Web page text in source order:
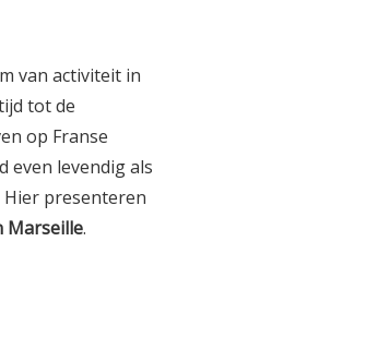
van activiteit in
tot de
op Franse
even levendig als
presenteren
Marseille.